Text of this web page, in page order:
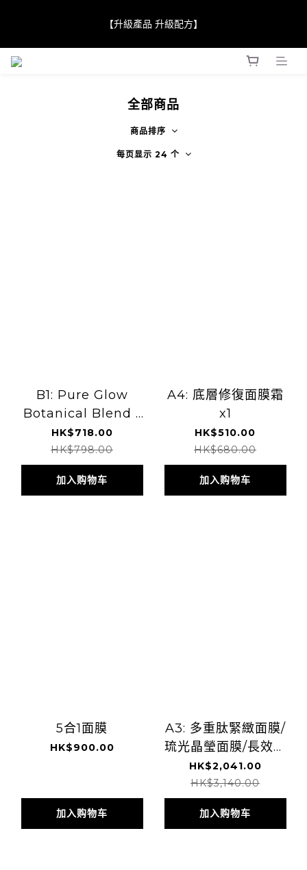
Award 勇奪金獎】
【升級產品 升級配方】
【JaneClare 康膚薈在iida Award Milan 2024 Professional
全部商品
商品排序
每页显示 24 个
B1: Pure Glow
Botanical Blend /
Gut Biome
Botanical Blend
/Tru Youth
Botanical Blend -
HK$718.00
HK$798.00
加入购物车
A4: 底層修復面膜霜
x1
HK$510.00
HK$680.00
加入购物车
5合1面膜
HK$900.00
加入购物车
A3: 多重肽緊緻面膜/
琉光晶瑩面膜/長效舒
緩面膜 任何三盒面膜
HK$2,041.00
HK$3,140.00
加入购物车